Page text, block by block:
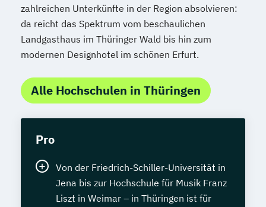
zahlreichen Unterkünfte in der Region absolvieren:
da reicht das Spektrum vom beschaulichen
Landgasthaus im Thüringer Wald bis hin zum
modernen Designhotel im schönen Erfurt.
Alle Hochschulen in Thüringen
Pro
Von der Friedrich-Schiller-Universität in
Jena bis zur Hochschule für Musik Franz
Liszt in Weimar – in Thüringen ist für